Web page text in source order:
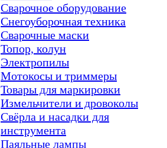
Сварочное оборудование
Снегоуборочная техника
Сварочные маски
Топор, колун
Электропилы
Мотокосы и триммеры
Товары для маркировки
Измельчители и дровоколы
Свёрла и насадки для
инструмента
Паяльные лампы